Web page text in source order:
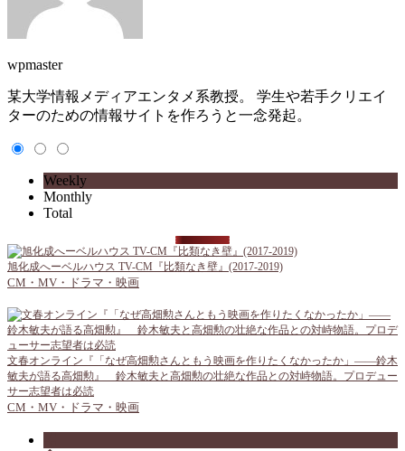
wpmaster
某大学情報メディアエンタメ系教授。 学生や若手クリエイ
ターのための情報サイトを作ろうと一念発起。
Weekly
Monthly
Total
旭化成へーベルハウス TV-CM『比類なき壁』(2017-2019)
CM・MV・ドラマ・映画
文春オンライン『「なぜ高畑勲さんともう映画を作りたくなかったか」――鈴木
敏夫が語る高畑勲』 鈴木敏夫と高畑勲の壮絶な作品との対峙物語。プロデュー
サー志望者は必読
CM・MV・ドラマ・映画